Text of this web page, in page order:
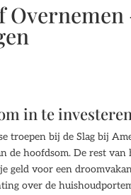
in te
troepen bij de Slag bij
de hoofdsom. De rest
geld voor een
over de